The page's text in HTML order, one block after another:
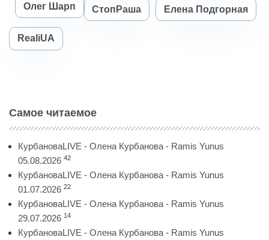
Олег Шарп СтопРаша Елена Подгорная
RealiUA
Самое читаемое
КурбановаLIVE - Олена Курбанова - Ramis Yunus
05.08.2026 42
КурбановаLIVE - Олена Курбанова - Ramis Yunus
01.07.2026 22
КурбановаLIVE - Олена Курбанова - Ramis Yunus
29.07.2026 14
КурбановаLIVE - Олена Курбанова - Ramis Yunus